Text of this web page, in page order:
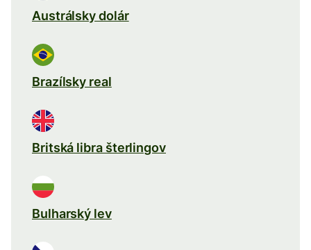
Austrálsky dolár
Brazílsky real
Britská libra šterlingov
Bulharský lev